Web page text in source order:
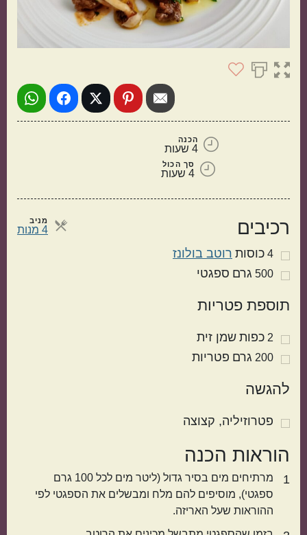
הכנה
4 שעות
סך הכול
4 שעות
מניב
4 מנות רכיבים
4 כוסות רוטב בולונז
500 גרם ספגטי
תוספת פטריות
2 כפות שמן זית
200 גרם פטריות
להגשה
פטרוזיליה קצוצה
הוראות הכנה
1
מרתיחים מים בסיר גדול (ליטר מים לכל 100 גרם
ספגטי), מוסיפים להם מלח ומבשלים את הספגטי לפי
ההוראות שעל האריזה.
סלטים
מטבח עולמי
ישראלי
אמריקאי יווני